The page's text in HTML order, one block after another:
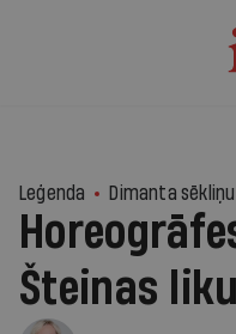
Leģenda Dimanta
Šteinas